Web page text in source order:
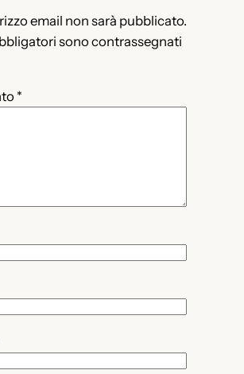
email non sarà pubblicato.
sono contrassegnati
*